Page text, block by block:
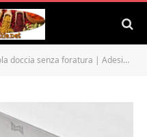
acciaio inossidabile | Portaspezie | Porta spugne | Scaffale bagno | portaoggetti da doccia | Accessori bagno | Cestini bagno